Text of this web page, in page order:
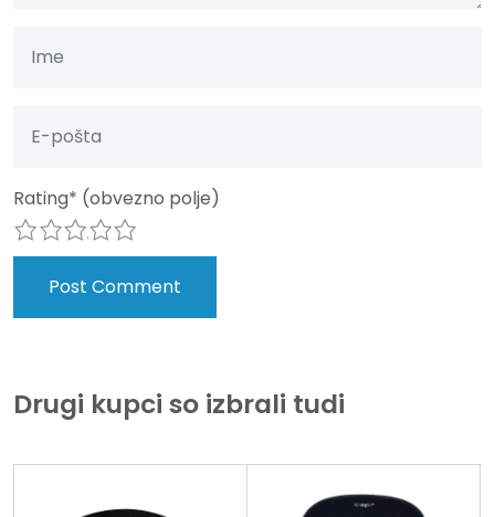
Rating* (obvezno polje)
5
4
3
2
Drugi kupci so izbrali tudi